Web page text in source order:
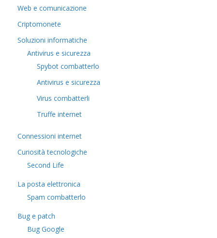
Web e comunicazione
Criptomonete
Soluzioni informatiche
Antivirus e sicurezza
Spybot combatterlo
Antivirus e sicurezza
Virus combatterli
Truffe internet
Connessioni internet
Curiosità tecnologiche
​Second Life
La posta elettronica
Spam combatterlo
Bug e patch
Bug Google